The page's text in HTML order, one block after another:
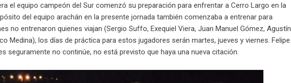
el equipo campeón del Sur comenzó su preparación para enfrentar a Cerro Largo en la
del equipo arachán en la presente jornada también comenzaba a entrenar para
no entrenaron quienes viajan (Sergio Suffo, Exequiel Viera, Juan Manuel Gómez, Agustín
Medina), los días de práctica para estos jugadores serán martes, jueves y viernes. Felipe
seguramente no continúe, no está previsto que haya una nueva citación.